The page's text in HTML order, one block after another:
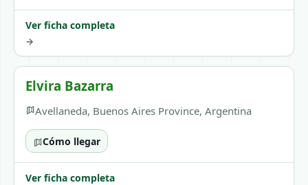
Ver ficha completa
→
Elvira Bazarra
Avellaneda, Buenos Aires Province, Argentina
Cómo llegar
Ver ficha completa